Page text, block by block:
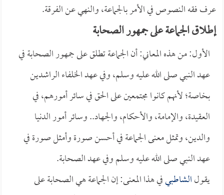
عرف فقه النصوص في الأمر بالجماعة، والنهي عن الفرقة.
إطلاق الجماعة على جمهور الصحابة
الأول: من هذه المعاني: أن الجماعة تطلق على جمهور الصحابة في
عهد النبي صلى الله عليه وسلم، وفي عهد الخلفاء الراشدين
بخاصة؛ لأنهم كانوا مجتمعين على الحق في سائر أمورهم، في
العقيدة، والإمامة، والأحكام، والجهاد.. وسائر أمور الدنيا
والدين، وتمثل معنى الجماعة في أحسن صورة وأمثل صورة في
عهد النبي صلى الله عليه وسلم وفي عهد الصحابة.
يقولالشاطبيفي هذا المعنى: إن الجماعة هي الصحابة على